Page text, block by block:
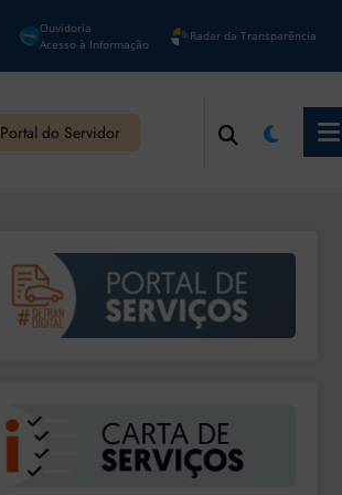
Ouvidoria
Acesso à Informação
Radar da Transparência
Portal do Servidor